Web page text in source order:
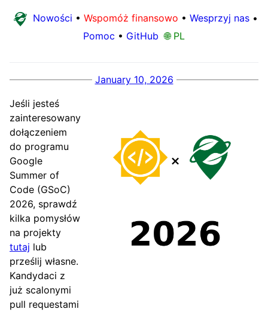
Nowości • Wspomóż finansowo • Wesprzyj nas •
Pomoc • GitHub 🌐 PL
January 10, 2026
Jeśli jesteś
zainteresowany
dołączeniem
do programu
Google
Summer of
Code (GSoC)
2026, sprawdź
kilka pomysłów
na projekty
tutaj lub
prześlij własne.
Kandydaci z
już scalonymi
pull requestami